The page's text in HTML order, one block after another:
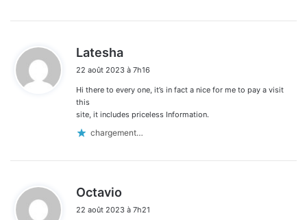
Latesha
t
22 août 2023 à 7h16
Hi there to every one, it’s in fact a nice for me to pay a visit
this
site, it includes priceless Information.
chargement…
Octavio
t
22 août 2023 à 7h21